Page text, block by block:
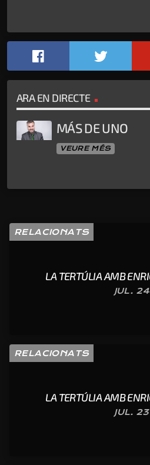
ARA EN DIRECTE
MÁS DE UNO
VEURE MÉS
RELACIONATS
LA TERTÚLIA AMB
JUL. 24
RELACIONATS
LA TERTÚLIA AMB
JUL. 23